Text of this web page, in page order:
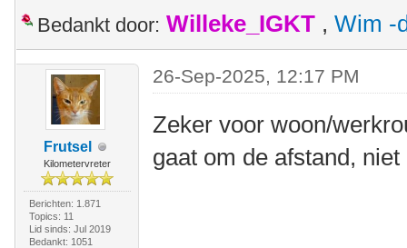
Bedankt door: Willeke_IGKT , Wim -
Frutsel
Kilometervreter
Berichten: 1.871
Topics: 11
Lid sinds: Jul 2019
Bedankt: 1051
26-Sep-2025, 12:17 PM
Zeker voor woon/
gaat om de afstand,